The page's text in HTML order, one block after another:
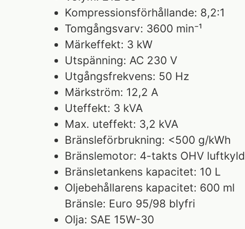
Kompressionsförhållande: 8,2:1
Tomgångsvarv: 3600 min⁻¹
Märkeffekt: 3 kW
Utspänning: AC 230 V
Utgångsfrekvens: 50 Hz
Märkström: 12,2 A
Uteffekt: 3 kVA
Max. uteffekt: 3,2 kVA
Bränsleförbrukning: <500 g/kWh
Bränslemotor: 4-takts OHV luftkyld
Bränsletankens kapacitet: 10 L
Oljebehållarens kapacitet: 600 ml
Bränsle: Euro 95/98 blyfri
Olja: SAE 15W-30